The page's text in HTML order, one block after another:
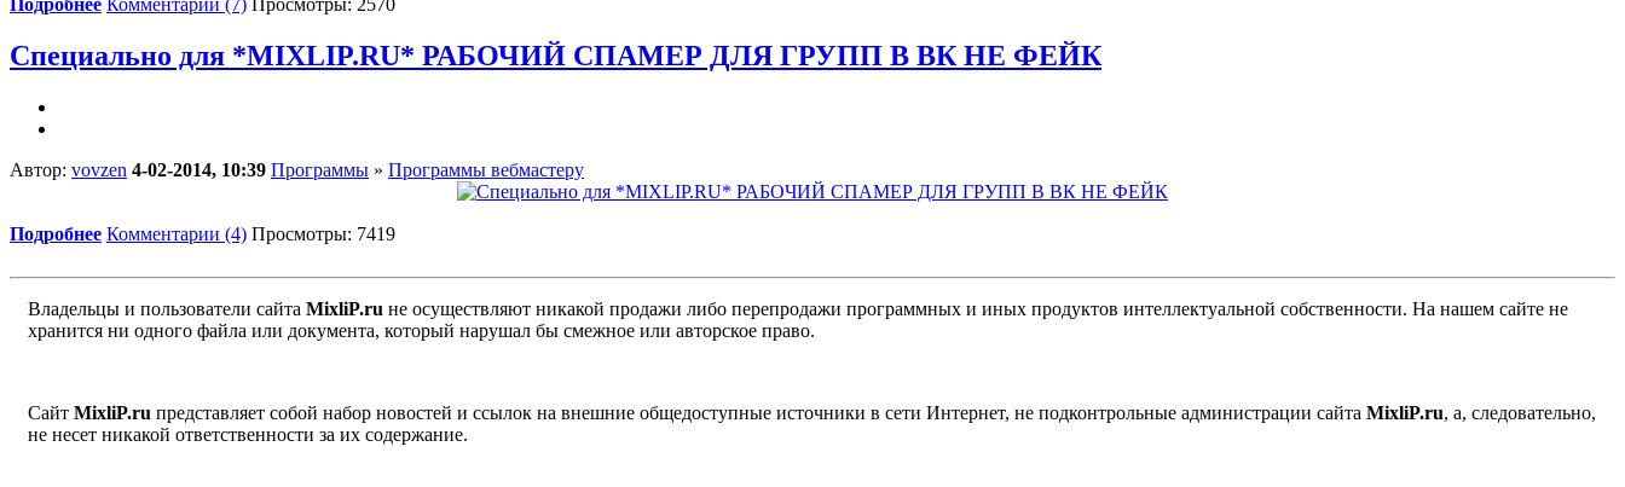
Подробнее Комментарии (7) Просмотры: 2570
Специально для *MIXLIP.RU* РАБОЧИЙ СПАМЕР ДЛЯ ГРУПП В ВК НЕ ФЕЙК
Автор: vovzen 4-02-2014, 10:39 Программы » Программы вебмастеру
Подробнее Комментарии (4) Просмотры: 7419
Владельцы и пользователи сайта MixliP.ru не осуществляют никакой продажи либо перепродажи программных и иных продуктов интеллектуальной собственности. На нашем сайте не
хранится ни одного файла или документа, который нарушал бы смежное или авторское право.
Сайт MixliP.ru представляет собой набор новостей и ссылок на внешние общедоступные источники в сети Интернет, не подконтрольные администрации сайта MixliP.ru, а, следовательно,
не несет никакой ответственности за их содержание.